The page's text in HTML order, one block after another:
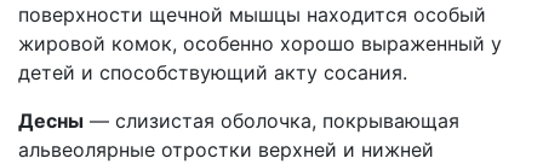
поверхности щечной мышцы находится особый
жировой комок, особенно хорошо выраженный у
детей и способствующий акту сосания.
Десны — слизистая оболочка, покрывающая
альвеолярные отростки верхней и нижней